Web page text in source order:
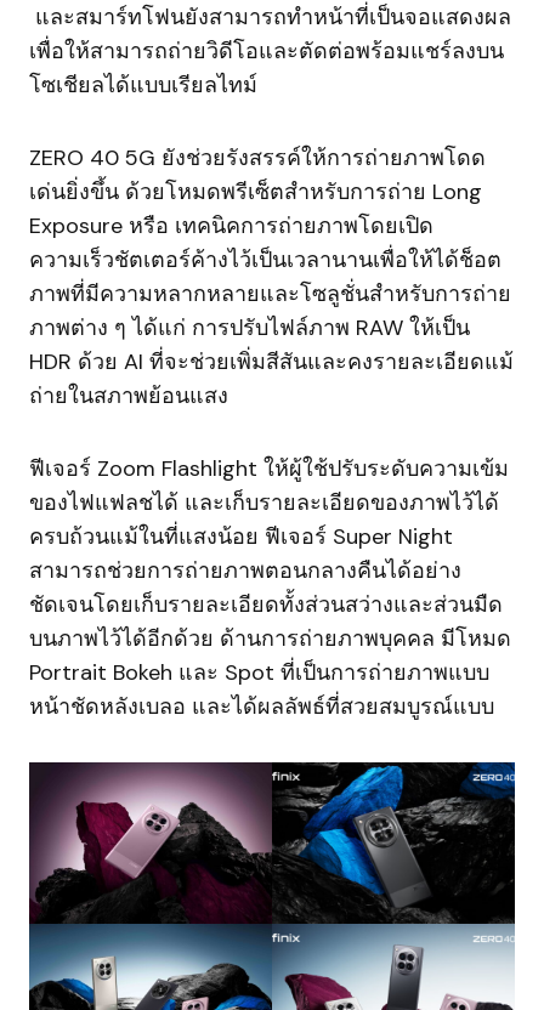
และสมาร์ทโฟนยังสามารถทำหน้าที่เป็นจอแสดงผล
เพื่อให้สามารถถ่ายวิดีโอและตัดต่อพร้อมแชร์ลงบน
โซเชียลได้แบบเรียลไทม์
ZERO 40 5G ยังช่วยรังสรรค์ให้การถ่ายภาพโดด
เด่นยิ่งขึ้น ด้วยโหมดพรีเซ็ตสำหรับการถ่าย Long
Exposure หรือ เทคนิคการถ่ายภาพโดยเปิด
ความเร็วชัตเตอร์ค้างไว้เป็นเวลานานเพื่อให้ได้ช็อต
ภาพที่มีความหลากหลายและโซลูชั่นสำหรับการถ่าย
ภาพต่าง ๆ ได้แก่ การปรับไฟล์ภาพ RAW ให้เป็น
HDR ด้วย AI ที่จะช่วยเพิ่มสีสันและคงรายละเอียดแม้
ถ่ายในสภาพย้อนแสง
ฟีเจอร์ Zoom Flashlight ให้ผู้ใช้ปรับระดับความเข้ม
ของไฟแฟลชได้ และเก็บรายละเอียดของภาพไว้ได้
ครบถ้วนแม้ในที่แสงน้อย ฟีเจอร์ Super Night
สามารถช่วยการถ่ายภาพตอนกลางคืนได้อย่าง
ชัดเจนโดยเก็บรายละเอียดทั้งส่วนสว่างและส่วนมืด
บนภาพไว้ได้อีกด้วย ด้านการถ่ายภาพบุคคล มีโหมด
Portrait Bokeh และ Spot ที่เป็นการถ่ายภาพแบบ
หน้าชัดหลังเบลอ และได้ผลลัพธ์ที่สวยสมบูรณ์แบบ